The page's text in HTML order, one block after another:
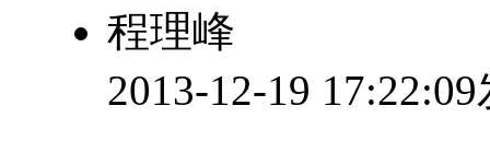
程理峰
2013-12-19